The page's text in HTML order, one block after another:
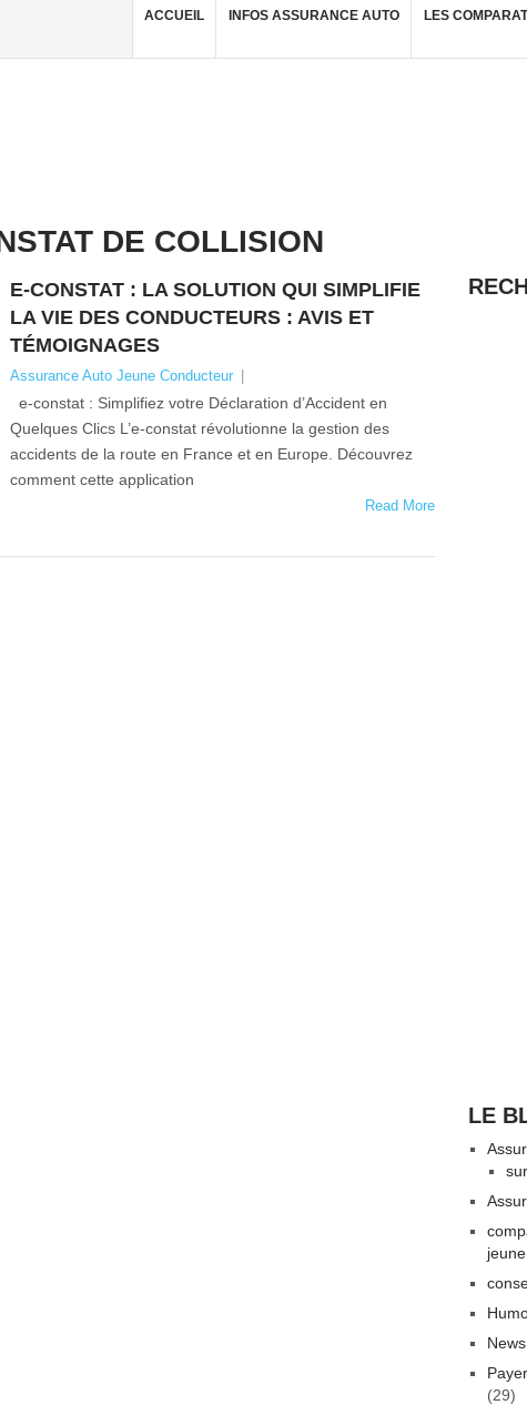
ACCUEIL INFOS ASSURANCE AUTO LES
DE COLLISION
E-CONSTAT : LA SOLUTION QUI SIMPLIFIE
LA VIE DES CONDUCTEURS : AVIS ET
TÉMOIGNAGES
Assurance Auto Jeune Conducteur
e-constat : Simplifiez votre Déclaration d’Accident en
Quelques Clics L’e-constat révolutionne la gestion des
accidents de la route en France et en Europe. Découvrez
comment cette application
Read More
LE
(29)